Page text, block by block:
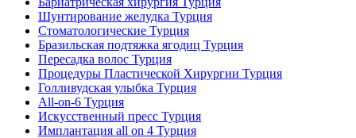
Шунтирование желудка Турция
Стоматологические Турция
Бразильская подтяжка ягодиц Турция
Пересадка волос Турция
Процедуры Пластической Хирургии Турция
Голливудская улыбка Турция
All-on-6 Турция
Искусственный пресс Турция
Имплантация all on 4 Турция